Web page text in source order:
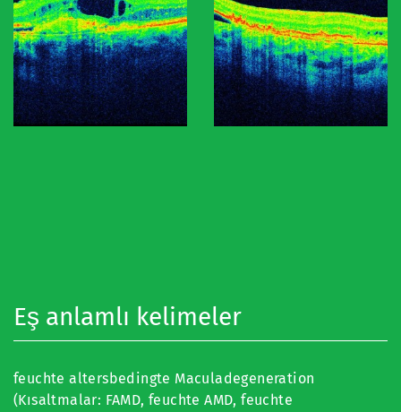
Eş anlamlı kelimeler
feuchte altersbedingte Maculadegeneration
(Kısaltmalar: FAMD, feuchte AMD, feuchte